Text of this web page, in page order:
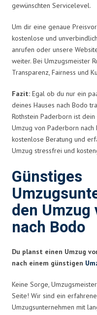
gewünschten Servicelevel.
Um dir eine genaue
kostenlose und
anrufen oder unsere
weiter. Bei Umzugsmeister
Transparenz, Fairness und
Fazit: Egal ob du nur ein
deines Hauses nach Bodo
Rothstein Paderborn ist
Umzug von Paderborn nach
kostenlose Beratung und
Umzug stressfrei und
Günstiges
den Umzug
nach Bodo
Du planst einen Umzug
nach einem günstigen
Keine Sorge,
Seite! Wir sind ein
Umzugsunternehmen mit